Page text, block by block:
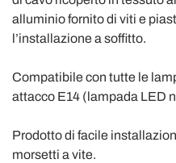
alluminio fornito di viti e
l’installazione a soffitto.
Compatibile con tutte le
attacco E14 (lampada LED
Prodotto di facile
morsetti a vite.